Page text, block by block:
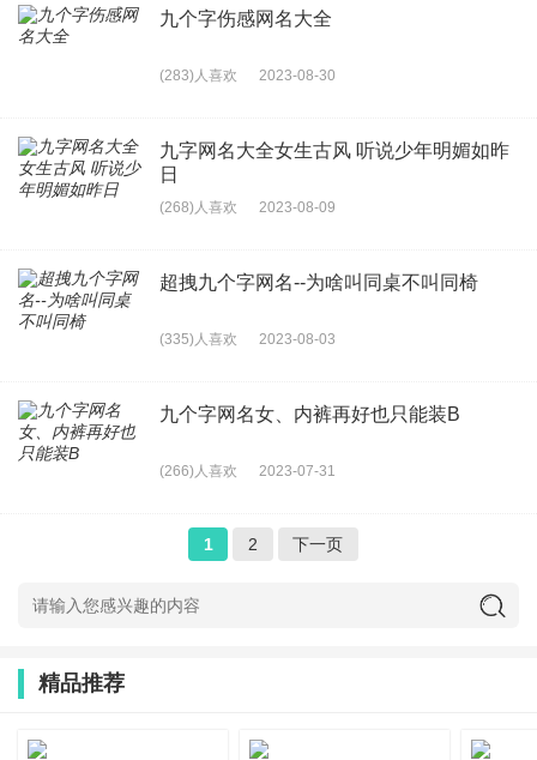
九个字伤感网名大全
(283)人喜欢 2023-08-30
九字网名大全女生古风 听说少年明媚如昨
日
(268)人喜欢 2023-08-09
超拽九个字网名--为啥叫同桌不叫同椅
(335)人喜欢 2023-08-03
九个字网名女、内裤再好也只能装B
(266)人喜欢 2023-07-31
1 2 下一页
精品推荐